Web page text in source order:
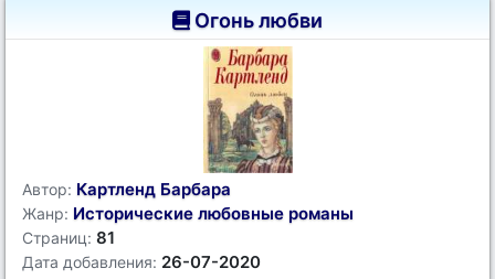
Огонь любви
Автор: Картленд Барбара
Жанр: Исторические любовные романы
Страниц: 81
Дата добавления: 26-07-2020